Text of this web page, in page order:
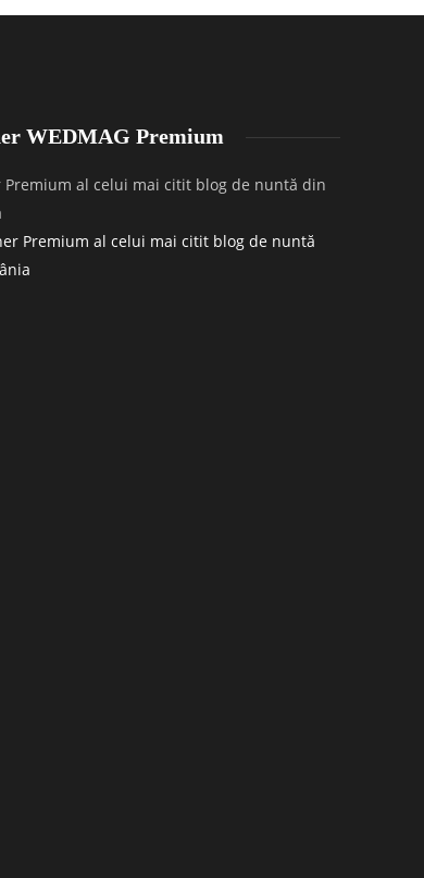
WEDMAG Premium
Premium al celui mai citit blog de nuntă din